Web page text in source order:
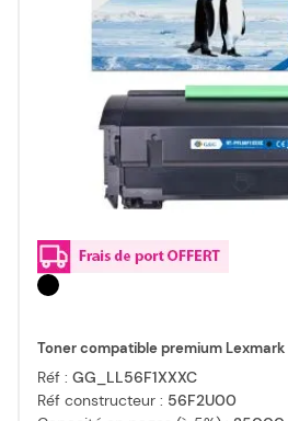
Toner compatible premium
Réf : GG_LL56F1XXXC
Réf constructeur : 56F2U00